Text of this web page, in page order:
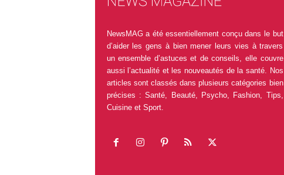
NewsMAG a été essentiellement conçu dans le but
d’aider les gens à bien mener leurs vies à travers
un ensemble d’astuces et de conseils, elle couvre
aussi l’actualité et les nouveautés de la santé. Nos
articles sont classés dans plusieurs catégories bien
précises : Santé, Beauté, Psycho, Fashion, Tips,
Cuisine et Sport.